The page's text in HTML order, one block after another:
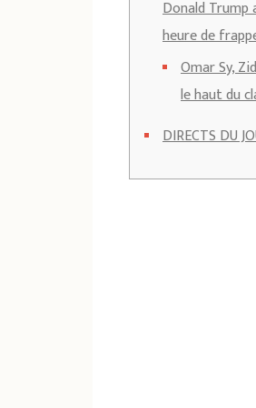
Donald Trump
heure de
Omar Sy,
le haut du
DIRECTS DU